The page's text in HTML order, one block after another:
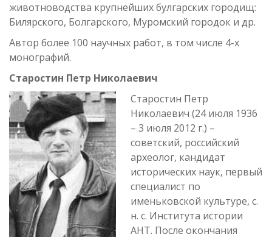
животноводства крупнейших булгарских городищ:
Билярского, Болгарского, Муромский городок и др.
Автор более 100 научных работ, в том числе 4-х
монографий.
Старостин Петр Николаевич
Старостин Петр
Николаевич (24 июля 1936
– 3 июля 2012 г.) –
советский, российский
археолог, кандидат
исторических наук, первый
специалист по
именьковской культуре, с.
н. с. Института истории
АНТ. После окончания